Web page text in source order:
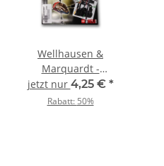
Wellhausen &
Marquardt -
Multicopter-Workbook
jetzt nur 4,25 € *
Rabatt: 50%